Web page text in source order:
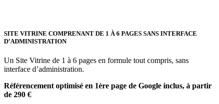
SITE VITRINE COMPRENANT DE 1 À 6 PAGES SANS INTERFACE
D’ADMINISTRATION
Un Site Vitrine de 1 à 6 pages en formule tout compris, sans
interface d’administration.
Référencement optimisé en 1ère page de Google inclus, à partir
de 290 €